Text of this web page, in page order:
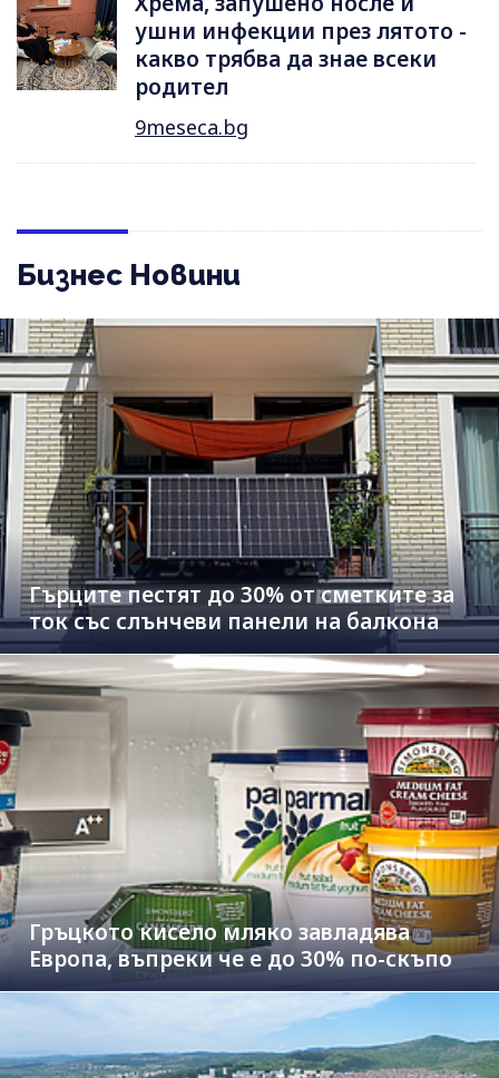
ушни инфекции през лятотo -
какво трябва да знае всеки
родител
9meseca.bg
Бизнес Новини
Гърците пестят до 30% от сметките за
ток със слънчеви панели на балкона
Гръцкото кисело мляко завладява
Европа, въпреки че е до 30% по-скъпо